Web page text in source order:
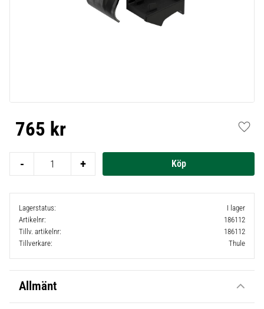
765 kr
+
-
Lagerstatus
I lager
Artikelnr
186112
Tillv. artikelnr
186112
Tillverkare
Thule
Allmänt